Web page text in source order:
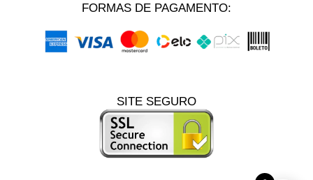
FORMAS DE PAGAMENTO:
SITE SEGURO